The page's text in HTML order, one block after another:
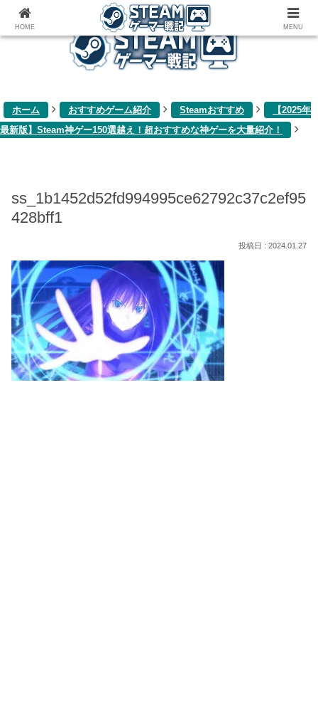
ゲーム関連雑記ブログ
ホーム おすすめゲーム紹介 Steamおすすめ
【2025年
最新版】Steam神ゲー150選越え！超おすすめな神ゲーを大量紹介！
ss_1b1452d52fd994995ce62792c37c2ef95
428bff1
2024.01.27
HOME MENU